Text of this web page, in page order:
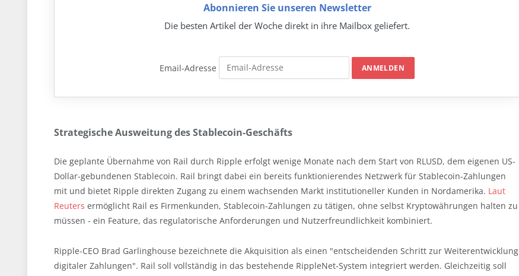
Abonnieren Sie unseren Newsletter
Die besten Artikel der Woche direkt in ihre Mailbox geliefert.
Email-Adresse
Strategische Ausweitung des Stablecoin-Geschäfts
Die geplante Übernahme von Rail durch Ripple erfolgt wenige Monate nach dem Start von RLUSD, dem eigenen US-
Dollar-gebundenen Stablecoin. Rail bringt dabei ein bereits funktionierendes Netzwerk für Stablecoin-Zahlungen
mit und bietet Ripple direkten Zugang zu einem wachsenden Markt institutioneller Kunden in Nordamerika. Laut
Reuters ermöglicht Rail es Firmenkunden, Stablecoin-Zahlungen zu tätigen, ohne selbst Kryptowährungen halten zu
müssen - ein Feature, das regulatorische Anforderungen und Nutzerfreundlichkeit kombiniert.
Ripple-CEO Brad Garlinghouse bezeichnete die Akquisition als einen "entscheidenden Schritt zur Weiterentwicklung
digitaler Zahlungen". Rail soll vollständig in das bestehende RippleNet-System integriert werden. Gleichzeitig soll